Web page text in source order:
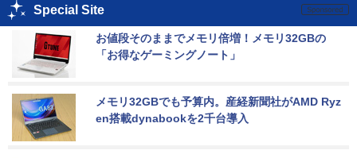
Special Site
お値段そのままでメモリ倍増！メモリ32GBの
「お得なゲーミングノート」
メモリ32GBでも予算内。産経新聞社がAMD Ryz
en搭載dynabookを2千台導入